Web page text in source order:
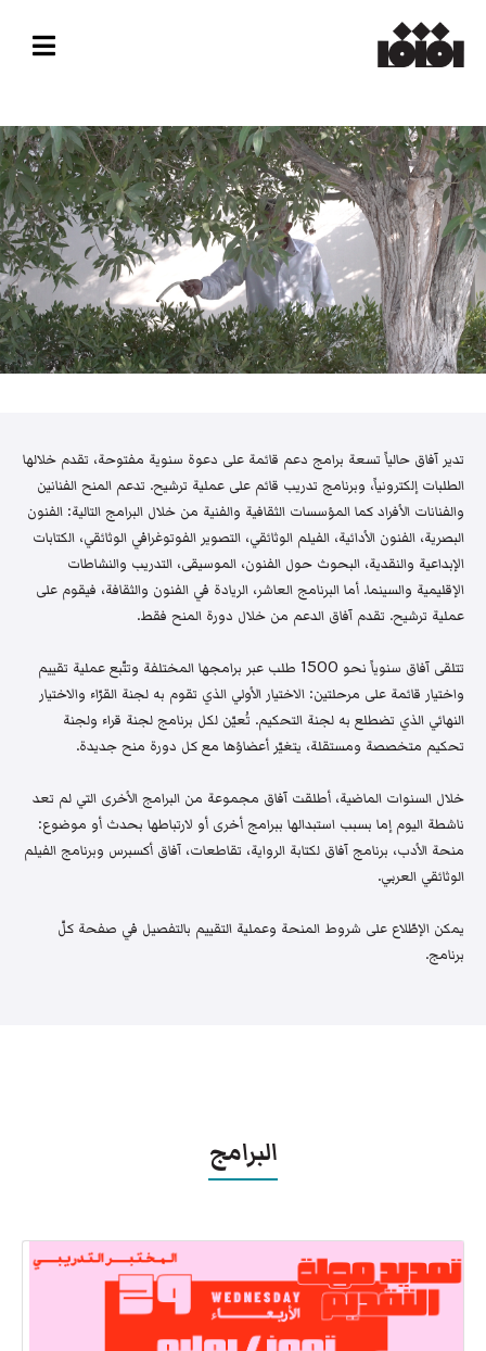
تدير آفاق حالياً تسعة برامج دعم قائمة على دعوة سنوية مفتوحة، تقدم خلالها
الطلبات إلكترونياً، وبرنامج تدريب قائم على عملية ترشيح. تدعم المنح الفنانين
والفنانات الأفراد كما المؤسسات الثقافية والفنية من خلال البرامج التالية: الفنون
البصرية، الفنون الأدائية، الفيلم الوثائقي، التصوير الفوتوغرافي الوثائقي، الكتابات
الإبداعية والنقدية، البحوث حول الفنون، الموسيقى، التدريب والنشاطات
الإقليمية والسينما. أما البرنامج العاشر، الريادة في الفنون والثقافة، فيقوم على
عملية ترشيح. تقدم آفاق الدعم من خلال دورة المنح فقط.
تتلقى آفاق سنوياً نحو 1500 طلب عبر برامجها المختلفة وتتّبع عملية تقييم
واختيار قائمة على مرحلتين: الاختيار الأولي الذي تقوم به لجنة القرّاء والاختيار
النهائي الذي تضطلع به لجنة التحكيم. تُعيّن لكل برنامج لجنة قراء ولجنة
تحكيم متخصصة ومستقلة، يتغيّر أعضاؤها مع كل دورة منح جديدة.
خلال السنوات الماضية، أطلقت آفاق مجموعة من البرامج الأخرى التي لم تعد
ناشطة اليوم إما بسبب استبدالها ببرامج أخرى أو لارتباطها بحدث أو موضوع:
منحة الأدب، برنامج آفاق لكتابة الرواية، تقاطعات، آفاق أكسبرس وبرنامج الفيلم
الوثائقي العربي.
يمكن الإطّلاع على شروط المنحة وعملية التقييم بالتفصيل في صفحة كلّ
برنامج.
البرامج